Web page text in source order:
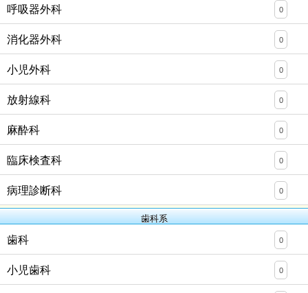
呼吸器外科 0
消化器外科 0
小児外科 0
放射線科 0
麻酔科 0
臨床検査科 0
病理診断科 0
歯科系
歯科 0
小児歯科 0